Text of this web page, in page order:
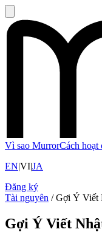
Vì sao MurrorCách hoạt
EN|VI|JA
Đăng ký
Tài nguyên / Gợi Ý Viết
Gợi Ý Viết